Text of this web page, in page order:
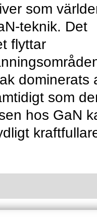
som
teknik. Det
flyttar
dominerats
som
hos GaN